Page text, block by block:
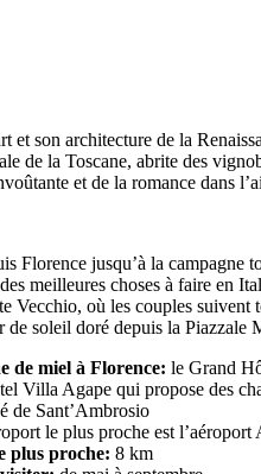
et son architecture de la
de la Toscane, abrite des
et de la romance dans
Florence jusqu’à la
meilleures choses à faire en
Vecchio, où les couples
de soleil doré depuis la Piazzale
de miel à Florence: le Grand
Villa Agape qui propose des
de Sant’Ambrosio
le plus proche est
plus proche: 8 km